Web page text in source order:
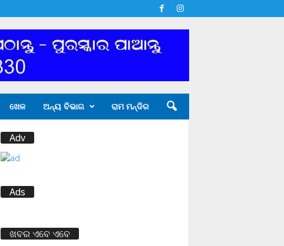
ଖେଳ ଅନ୍ୟ ବିଭାଗ ରାମ ମନ୍ଦିର
Adv
Ads
ଖବର ଏବେ ଏବେ